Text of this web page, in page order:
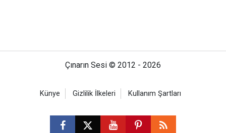
Çınarın Sesi © 2012 - 2026
Künye Gizlilik İlkeleri Kullanım Şartları